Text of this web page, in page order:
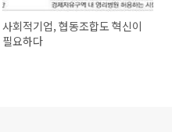
사회적기업, 협동조합도 혁신이
필요하다